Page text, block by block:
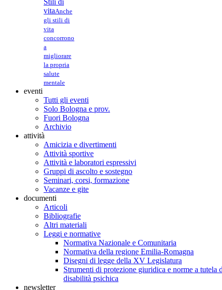
Stili di
vitaAnche
gli stili di
vita
concorrono
a
migliorare
la propria
salute
mentale
eventi
Tutti gli eventi
Solo Bologna e prov.
Fuori Bologna
Archivio
attività
Amicizia e divertimenti
Attività sportive
Attività e laboratori espressivi
Gruppi di ascolto e sostegno
Seminari, corsi, formazione
Vacanze e gite
documenti
Articoli
Bibliografie
Altri materiali
Leggi e normative
Normativa Nazionale e Comunitaria
Normativa della regione Emilia-Romagna
Disegni di legge della XV Legislatura
Strumenti di protezione giuridica e norme a tutela
disabilità psichica
newsletter